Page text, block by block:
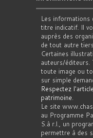
Les informations
titre indicatif. Il
auprès des
de tout autre
Certaines
auteurs/
toute image ou
sur simple
Respectez
patrimoine
Le site
au Programme
S.à r.l., un
permettre à des